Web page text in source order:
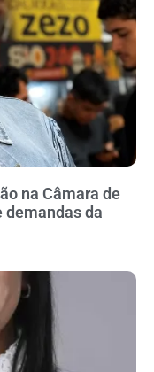
na Câmara de
demandas da